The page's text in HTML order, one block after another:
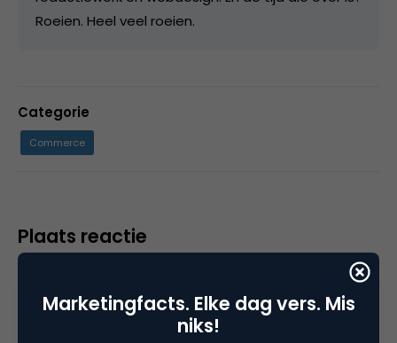
Roeien. Heel veel roeien.
Categorie
Commerce
Plaats reactie
plaatsen.
Marketingfacts. Elke dag vers. Mis
niks!